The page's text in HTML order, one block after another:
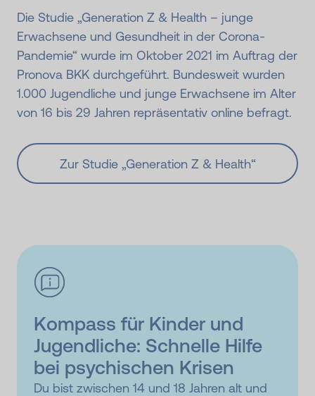
Die Studie „Generation Z & Health – junge
Erwachsene und Gesundheit in der Corona-
Pandemie“ wurde im Oktober 2021 im Auftrag der
Pronova BKK durchgeführt. Bundesweit wurden
1.000 Jugendliche und junge Erwachsene im Alter
von 16 bis 29 Jahren repräsentativ online befragt.
Zur Studie „Generation Z & Health“
Kompass für Kinder und
Jugendliche: Schnelle Hilfe
bei psychischen Krisen
Du bist zwischen 14 und 18 Jahren alt und